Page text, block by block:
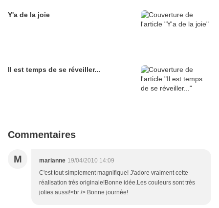
Y'a de la joie
Il est temps de se réveiller...
Commentaires
M marianne 19/04/2010 14:09
C'est tout simplement magnifique! J'adore vraiment cette
réalisation très originale!Bonne idée.Les couleurs sont très
jolies aussi!<br /> Bonne journée!